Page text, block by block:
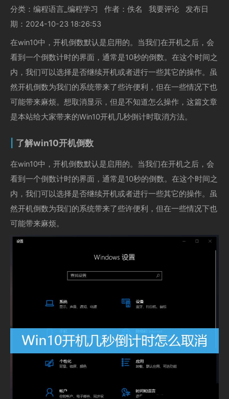
分类：编程语言_编程学习 作者：佚名 我要评论
发布日
期：2024-10-23 18:26:53
在win10中，开机倒数默认是启用的。当我们在开机之后，会
看到一个倒数计时的界面，通常是10秒的倒数。在这个时间之
内，我们可以选择是否继续开机或者进行一些其它的操作。虽
然开机倒数为我们的系统带来了些许便利，但在一些情况下也
可能带来麻烦。想取消显示，但是不知道怎么操作，这篇文章
是本站给大家带来的Win10开机几秒倒计时取消方法。
了解win10开机倒数
在win10中，开机倒数默认是启用的。当我们在开机之后，会
看到一个倒数计时的界面，通常是10秒的倒数。在这个时间之
内，我们可以选择是否继续开机或者进行一些其它的操作。虽
然开机倒数为我们的系统带来了些许便利，但在一些情况下也
可能带来麻烦。